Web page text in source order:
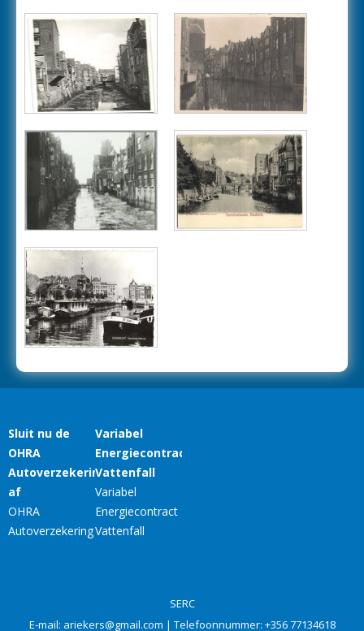
SERC
E-mail: ariekers@gmail.com | Telefoonnummer: +356 77134618